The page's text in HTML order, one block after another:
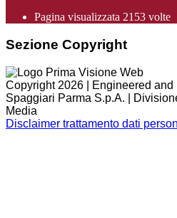
Pagina visualizzata 2153 volte
Sezione Copyright
Copyright 2026 | Engineered
Spaggiari Parma S.p.A. |
Media
Disclaimer trattamento dati